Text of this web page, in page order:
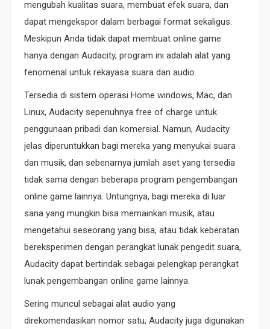
mengubah kualitas suara, membuat efek suara, dan
dapat mengekspor dalam berbagai format sekaligus.
Meskipun Anda tidak dapat membuat online game
hanya dengan Audacity, program ini adalah alat yang
fenomenal untuk rekayasa suara dan audio.
Tersedia di sistem operasi Home windows, Mac, dan
Linux, Audacity sepenuhnya free of charge untuk
penggunaan pribadi dan komersial. Namun, Audacity
jelas diperuntukkan bagi mereka yang menyukai suara
dan musik, dan sebenarnya jumlah aset yang tersedia
tidak sama dengan beberapa program pengembangan
online game lainnya. Untungnya, bagi mereka di luar
sana yang mungkin bisa memainkan musik, atau
mengetahui seseorang yang bisa, atau tidak keberatan
bereksperimen dengan perangkat lunak pengedit suara,
Audacity dapat bertindak sebagai pelengkap perangkat
lunak pengembangan online game lainnya.
Sering muncul sebagai alat audio yang
direkomendasikan nomor satu, Audacity juga digunakan